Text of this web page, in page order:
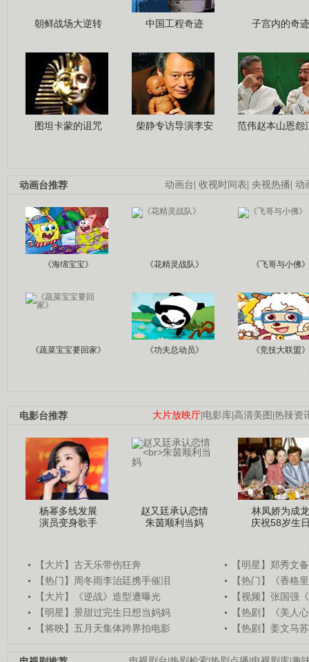
朝鲜战场大逆转 中国工程奇迹 子宫内的奇迹
图坦卡蒙的诅咒 柴静专访导演李安 范伟赵本山恩怨
动画台| 收视时间表| 央视热播| 动
动画台推荐
《海绵宝宝》 《花精灵战队》 《飞哥与小佛》
《蔬菜宝宝要回家》 《功夫总动员》 《竞技大联盟》
大片放映厅|电影库|高清美图 |热辣资
电影台推荐
杨幂多线发展
演员变身歌手
赵又廷承认恋情
朱茵顺利当妈
林凤娇为成龙
庆祝58岁生
【大片】古天乐带伤狂奔
【明星】郑秀文
【热门】周冬雨李治廷携手催泪
【热门】《香格
【大片】《逆战》造型遭曝光
【视频】张国强
【明星】景甜过完生日想当妈妈
【热剧】《美人
【将映】五月天集体跨界拍电影
【热剧】姜文马